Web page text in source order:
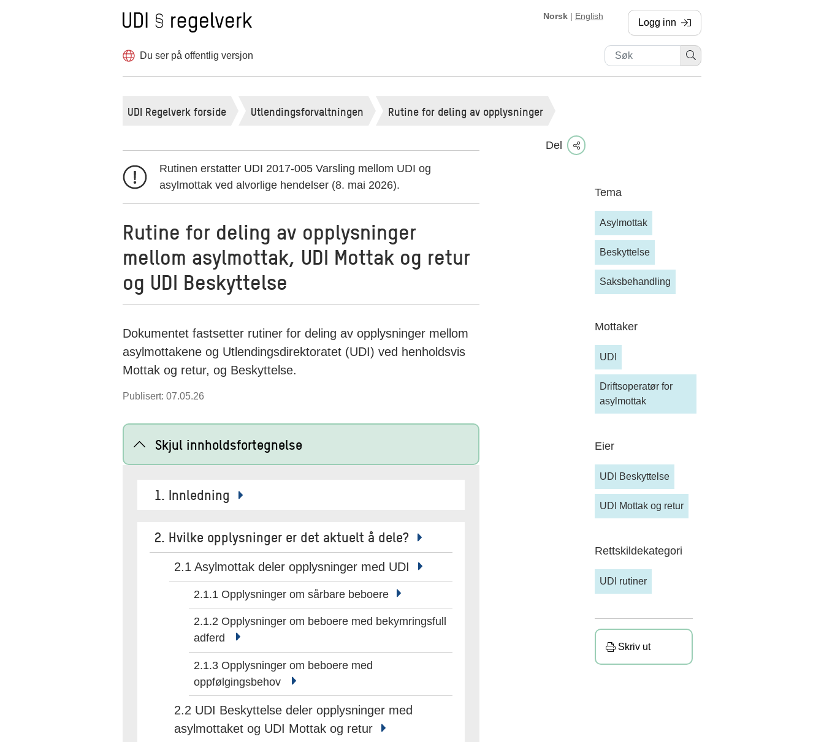
Til forsiden
Hopp
innholdet
Norsk | English
Logg inn
, sendes til annen side
Du ser på offentlig versjon
UDI Regelverk forside Utlendingsforvaltningen Rutine for deling av opplysninger
Rutinen erstatter UDI 2017-005 Varsling mellom UDI og
asylmottak ved alvorlige hendelser (8. mai 2026).
Rutine for deling av opplysninger
mellom asylmottak, UDI Mottak og retur
og UDI Beskyttelse
Dokumentet fastsetter rutiner for deling av opplysninger mellom
asylmottakene og Utlendingsdirektoratet (UDI) ved henholdsvis
Mottak og retur, og Beskyttelse.
Publisert: 07.05.26
Skjul innholdsfortegnelse
1. Innledning
2. Hvilke opplysninger er det aktuelt å dele?
2.1 Asylmottak deler opplysninger med UDI
2.1.1 Opplysninger om sårbare beboere
2.1.2 Opplysninger om beboere med bekymringsfull
adferd
2.1.3 Opplysninger om beboere med
oppfølgingsbehov
2.2 UDI Beskyttelse deler opplysninger med
asylmottaket og UDI Mottak og retur
Del
Tema
Asylmottak
Beskyttelse
Saksbehandling
Mottaker
UDI
Driftsoperatør for
asylmottak
Eier
UDI Beskyttelse
UDI Mottak og retur
Rettskildekategori
UDI rutiner
Skriv ut